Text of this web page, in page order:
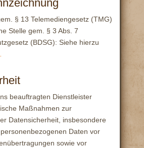
§ 13 Telemediengesetz (TMG)
Stelle gem. § 3 Abs. 7
(BDSG): Siehe hierzu
beauftragten Dienstleister
Maßnahmen zur
Datensicherheit, insbesondere
Daten vor
sowie vor